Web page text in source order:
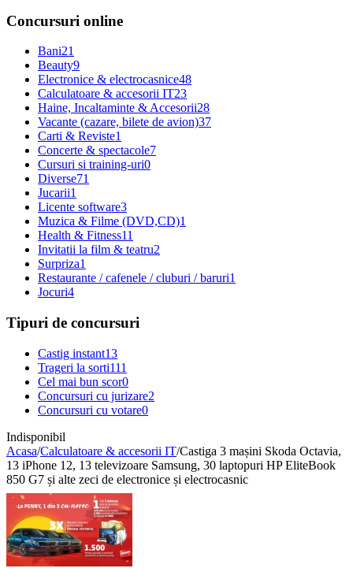
Concursuri online
Bani21
Beauty9
Electronice & electrocasnice48
Calculatoare & accesorii IT23
Haine, Incaltaminte & Accesorii28
Vacante (cazare, bilete de avion)37
Carti & Reviste1
Concerte & spectacole7
Cursuri si training-uri0
Diverse71
Jucarii1
Licente software3
Muzica & Filme (DVD,CD)1
Health & Fitness11
Invitatii la film & teatru2
Surpriza1
Restaurante / cafenele / cluburi / baruri1
Jocuri4
Tipuri de concursuri
Castig instant13
Trageri la sorti111
Cel mai bun scor0
Concursuri cu jurizare2
Concursuri cu votare0
Indisponibil
Acasa/Calculatoare & accesorii IT/Castiga 3 mașini Skoda Octavia,
13 iPhone 12, 13 televizoare Samsung, 30 laptopuri HP EliteBook
850 G7 și alte zeci de electronice și electrocasnic